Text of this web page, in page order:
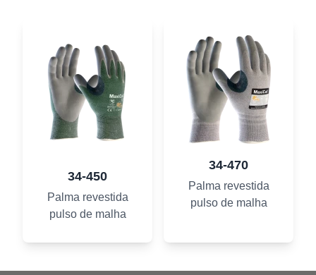
34-450
Palma revestida
pulso de malha
34-470
Palma revestida
pulso de malha